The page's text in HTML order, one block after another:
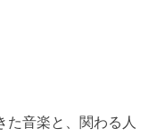
た音楽と、関わる人